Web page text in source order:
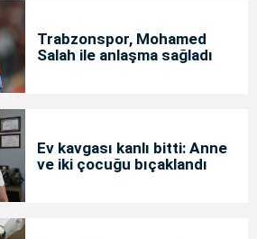
Trabzonspor, Mohamed
Salah ile anlaşma sağladı
Ev kavgası kanlı bitti: Anne
ve iki çocuğu bıçaklandı